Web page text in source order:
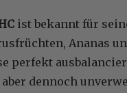
ist bekannt für
Ananas
perfekt
dennoch